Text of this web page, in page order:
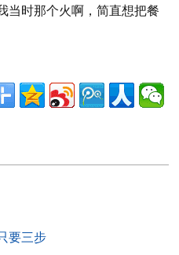
当时那个火啊，简直想把餐
要三步